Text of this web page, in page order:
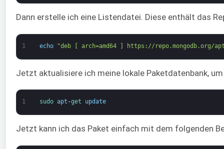
Dann erstelle ich eine Listendatei. Diese enthält das
1 echo "deb [ arch=amd64 ] https://repo.mongodb.org/
Jetzt aktualisiere ich meine lokale Paketdatenbank,
1 sudo apt -get update
Jetzt kann ich das Paket einfach mit dem folgenden